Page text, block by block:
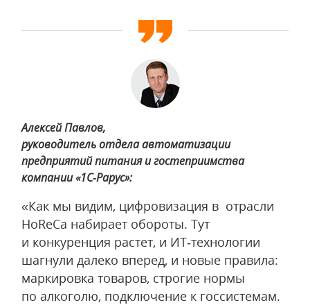
Алексей Павлов,
руководитель отдела автоматизации
предприятий питания и гостеприимства
компании «1С‑Рарус»:
«Как мы видим, цифровизация в отрасли
HoReCa набирает обороты. Тут
и конкуренция растет, и ИТ‑технологии
шагнули далеко вперед, и новые правила:
маркировка товаров, строгие нормы
по алкоголю, подключение к госсистемам.